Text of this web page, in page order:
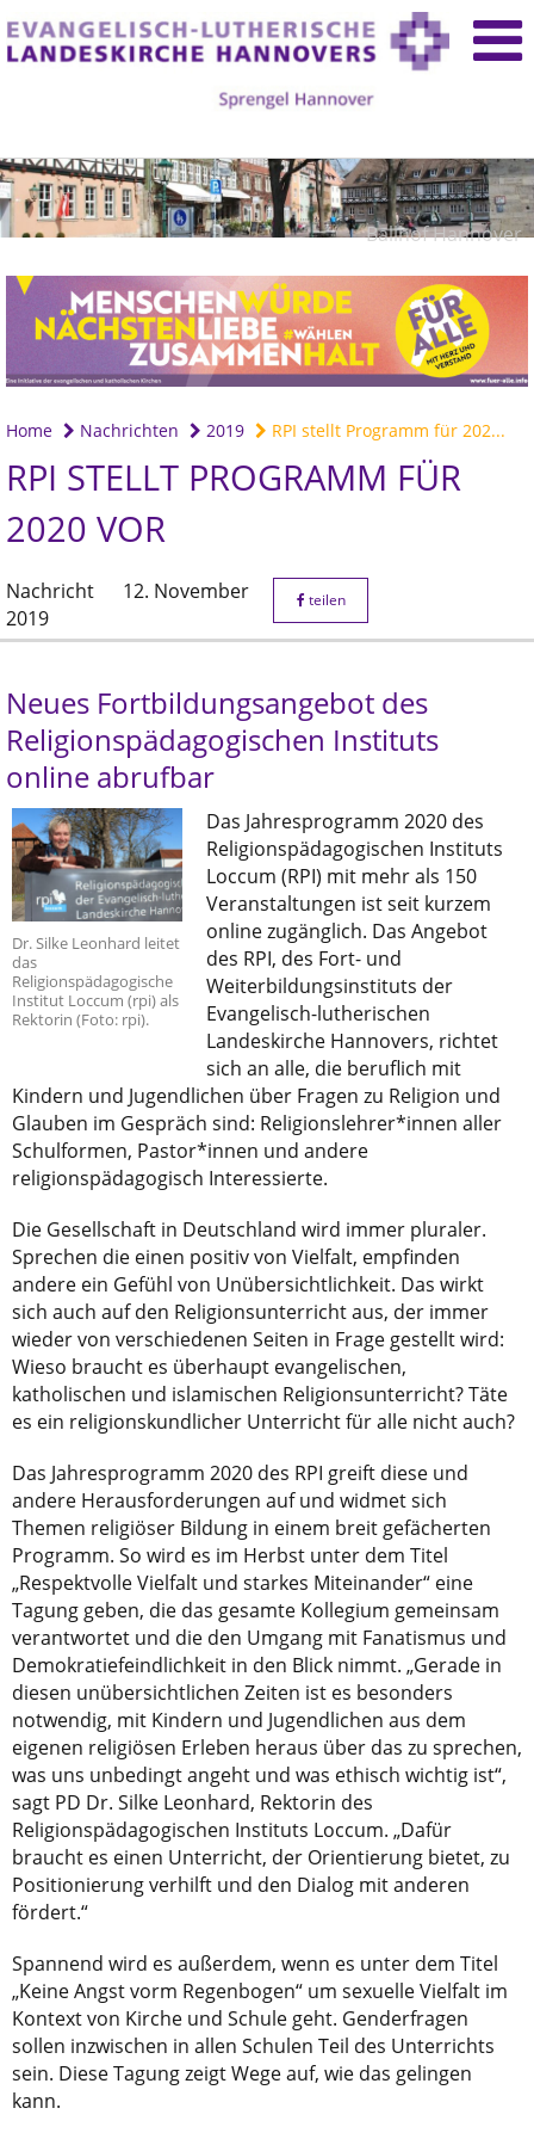
Ballhof Hannover
Home Nachrichten 2019 RPI stellt Programm für 202...
RPI STELLT PROGRAMM FÜR
2020 VOR
Nachricht
12. November
2019
teilen
Neues Fortbildungsangebot des
Religionspädagogischen Instituts
online abrufbar
Dr. Silke Leonhard leitet
das
Religionspädagogische
Institut Loccum (rpi) als
Rektorin (Foto: rpi).
Das Jahresprogramm 2020 des
Religionspädagogischen Instituts
Loccum (RPI) mit mehr als 150
Veranstaltungen ist seit kurzem
online zugänglich. Das Angebot
des RPI, des Fort- und
Weiterbildungsinstituts der
Evangelisch-lutherischen
Landeskirche Hannovers, richtet
sich an alle, die beruflich mit
Kindern und Jugendlichen über Fragen zu Religion und
Glauben im Gespräch sind: Religionslehrer*innen aller
Schulformen, Pastor*innen und andere
religionspädagogisch Interessierte.
Die Gesellschaft in Deutschland wird immer pluraler.
Sprechen die einen positiv von Vielfalt, empfinden
andere ein Gefühl von Unübersichtlichkeit. Das wirkt
sich auch auf den Religionsunterricht aus, der immer
wieder von verschiedenen Seiten in Frage gestellt wird:
Wieso braucht es überhaupt evangelischen,
katholischen und islamischen Religionsunterricht? Täte
es ein religionskundlicher Unterricht für alle nicht auch?
Das Jahresprogramm 2020 des RPI greift diese und
andere Herausforderungen auf und widmet sich
Themen religiöser Bildung in einem breit gefächerten
Programm. So wird es im Herbst unter dem Titel
„Respektvolle Vielfalt und starkes Miteinander“ eine
Tagung geben, die das gesamte Kollegium gemeinsam
verantwortet und die den Umgang mit Fanatismus und
Demokratiefeindlichkeit in den Blick nimmt. „Gerade in
diesen unübersichtlichen Zeiten ist es besonders
notwendig, mit Kindern und Jugendlichen aus dem
eigenen religiösen Erleben heraus über das zu sprechen,
was uns unbedingt angeht und was ethisch wichtig ist“,
sagt PD Dr. Silke Leonhard, Rektorin des
Religionspädagogischen Instituts Loccum. „Dafür
braucht es einen Unterricht, der Orientierung bietet, zu
Positionierung verhilft und den Dialog mit anderen
fördert.“
Spannend wird es außerdem, wenn es unter dem Titel
„Keine Angst vorm Regenbogen“ um sexuelle Vielfalt im
Kontext von Kirche und Schule geht. Genderfragen
sollen inzwischen in allen Schulen Teil des Unterrichts
sein. Diese Tagung zeigt Wege auf, wie das gelingen
kann.